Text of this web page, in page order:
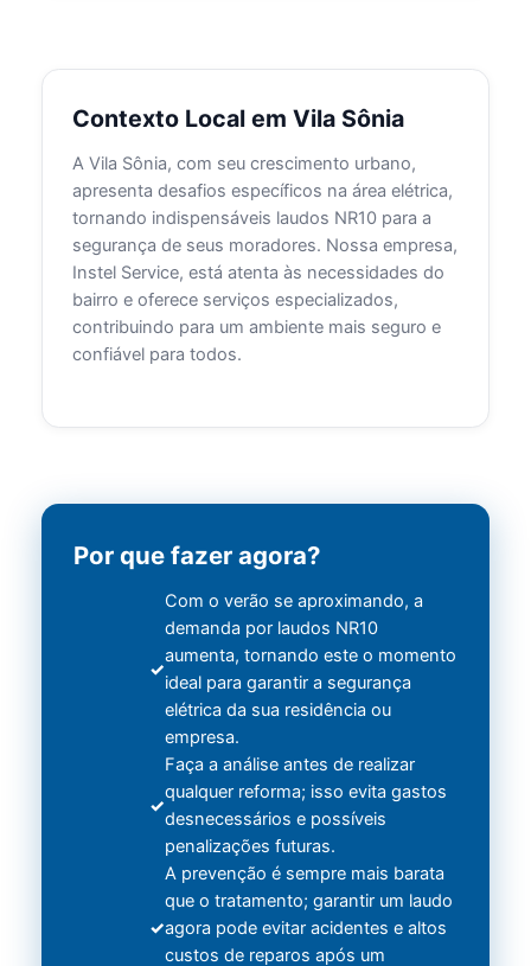
Contexto Local em Vila Sônia
A Vila Sônia, com seu crescimento urbano,
apresenta desafios específicos na área elétrica,
tornando indispensáveis laudos NR10 para a
segurança de seus moradores. Nossa empresa,
Instel Service, está atenta às necessidades do
bairro e oferece serviços especializados,
contribuindo para um ambiente mais seguro e
confiável para todos.
Por que fazer agora?
Com o verão se aproximando, a
demanda por laudos NR10
aumenta, tornando este o momento
ideal para garantir a segurança
elétrica da sua residência ou
empresa.
Faça a análise antes de realizar
qualquer reforma; isso evita gastos
desnecessários e possíveis
penalizações futuras.
A prevenção é sempre mais barata
que o tratamento; garantir um laudo
agora pode evitar acidentes e altos
custos de reparos após um